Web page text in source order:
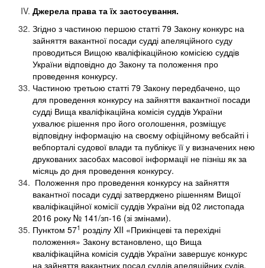
Джерела права та їх застосування.
Згідно з частиною першою статті 79 Закону конкурс на
зайняття вакантної посади судді апеляційного суду
проводиться Вищою кваліфікаційною комісією суддів
України відповідно до Закону та положення про
проведення конкурсу.
Частиною третьою статті 79 Закону передбачено, що
для проведення конкурсу на зайняття вакантної посади
судді Вища кваліфікаційна комісія суддів України
ухвалює рішення про його оголошення, розміщує
відповідну інформацію на своєму офіційному вебсайті і
вебпорталі судової влади та публікує її у визначених нею
друкованих засобах масової інформації не пізніш як за
місяць до дня проведення конкурсу.
Положення про проведення конкурсу на зайняття
вакантної посади судді затверджено рішенням Вищої
кваліфікаційної комісії суддів України від 02 листопада
2016 року № 141/зп-16 (зі змінами).
Пунктом 571 розділу XII «Прикінцеві та перехідні
положення» Закону встановлено, що Вища
кваліфікаційна комісія суддів України завершує конкурс
на зайняття вакантних посад суддів апеляційних судів,